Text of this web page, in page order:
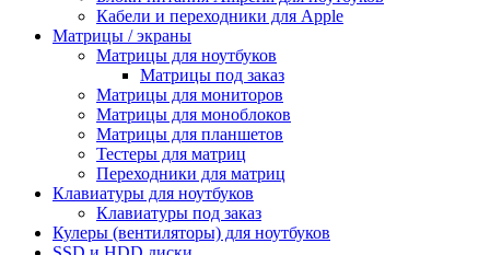
Кабели и переходники для Apple
Матрицы / экраны
Матрицы для ноутбуков
Матрицы под заказ
Матрицы для мониторов
Матрицы для моноблоков
Матрицы для планшетов
Тестеры для матриц
Переходники для матриц
Клавиатуры для ноутбуков
Клавиатуры под заказ
Кулеры (вентиляторы) для ноутбуков